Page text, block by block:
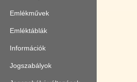
Emlékművek
Emléktáblák
Információk
Jogszabályok